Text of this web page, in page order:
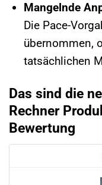
Mangelnde
Die Pace-
übernommen,
tatsächlichen
Das sind die
Rechner
Bewertung